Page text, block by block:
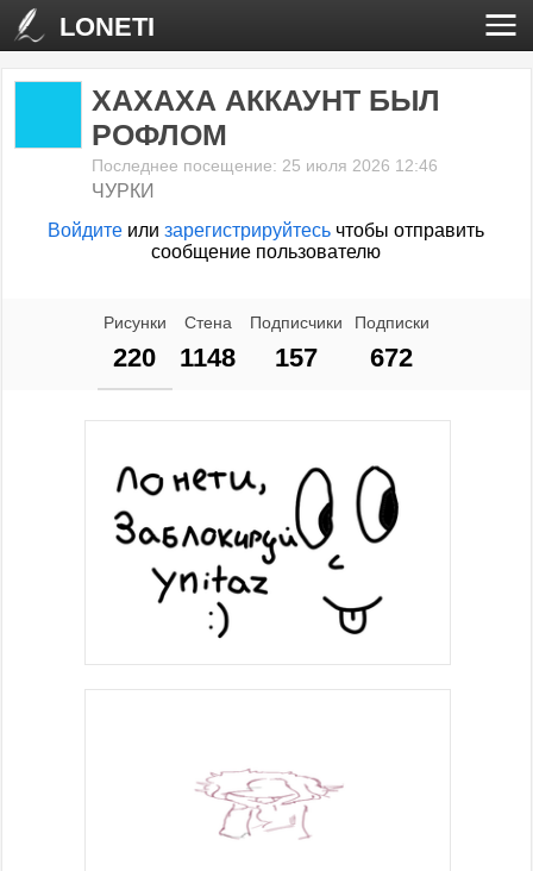
LONETI
ХАХАХА АККАУНТ БЫЛ
РОФЛОМ
Последнее посещение: 25 июля 2026 12:46
ЧУРКИ
Войдите илизарегистрируйтесь чтобы отправить
сообщение пользователю
Рисунки
220
Стена
1148
Подписчики
157
Подписки
672